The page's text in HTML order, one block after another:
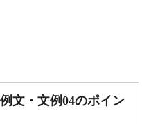
文・文例04のポイン